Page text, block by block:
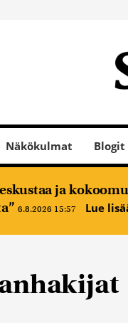
Näkökulmat Blogit
ja
6.8.2026 15:57 Lue